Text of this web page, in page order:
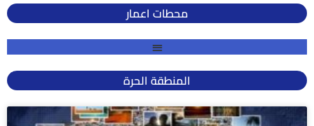
محطات اعمار
المنطقة الحرة